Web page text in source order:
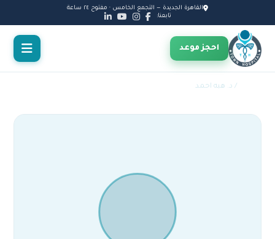
القاهرة الجديدة — التجمع الخامس · مفتوح ٢٤ ساعة
تابعنا:
احجز موعد
/ د. هبه احمد